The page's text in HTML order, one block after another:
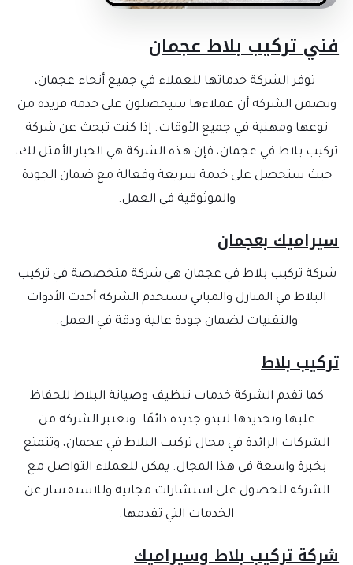
تركيب بلاط عجمان
توفر الشركة خدماتها للعملاء في جميع أنحاء عجمان،
وتضمن الشركة أن عملاءها سيحصلون على خدمة فريدة من
نوعها ومهنية في جميع الأوقات. إذا كنت تبحث عن شركة
تركيب بلاط في عجمان، فإن هذه الشركة هي الخيار الأمثل لك،
حيث ستحصل على خدمة سريعة وفعالة مع ضمان الجودة
والموثوقية في العمل.
بعجمان
شركة تركيب بلاط في عجمان هي شركة متخصصة في تركيب
البلاط في المنازل والمباني تستخدم الشركة أحدث الأدوات
والتقنيات لضمان جودة عالية ودقة في العمل.
بلاط
كما تقدم الشركة خدمات تنظيف وصيانة البلاط للحفاظ
عليها وتجديدها لتبدو جديدة دائمًا. وتعتبر الشركة من
الشركات الرائدة في مجال تركيب البلاط في عجمان، وتتمتع
بخبرة واسعة في هذا المجال. يمكن للعملاء التواصل مع
الشركة للحصول على استشارات مجانية وللاستفسار عن
الخدمات التي تقدمها.
تركيب بلاط وسيراميك